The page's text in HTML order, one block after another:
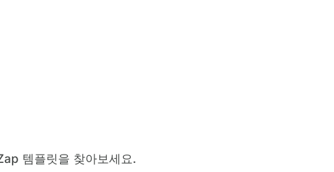
템플릿을 찾아보세요.